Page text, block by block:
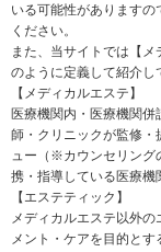
いる可能性があります
ください。
また、当サイトでは【
のように定義して紹介し
【メディカルエステ】
医療機関内・医療機関
師・クリニックが監修・
ュー（※カウンセリング
携・指導している医療機
【エステティック】
メディカルエステ以外
メント・ケアを目的とす